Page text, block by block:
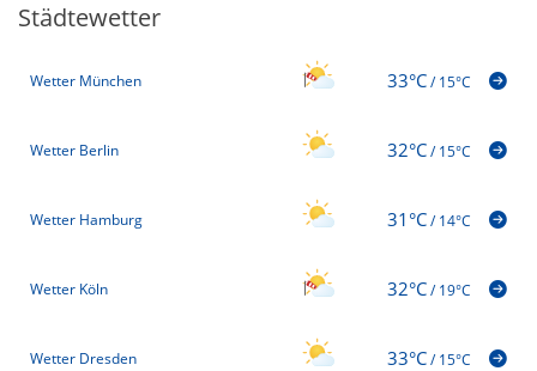
Städtewetter
Wetter München 33°C/15°C
Wetter Berlin 32°C/15°C
Wetter Hamburg 31°C/14°C
Wetter Köln 32°C/19°C
Wetter Dresden 33°C/15°C